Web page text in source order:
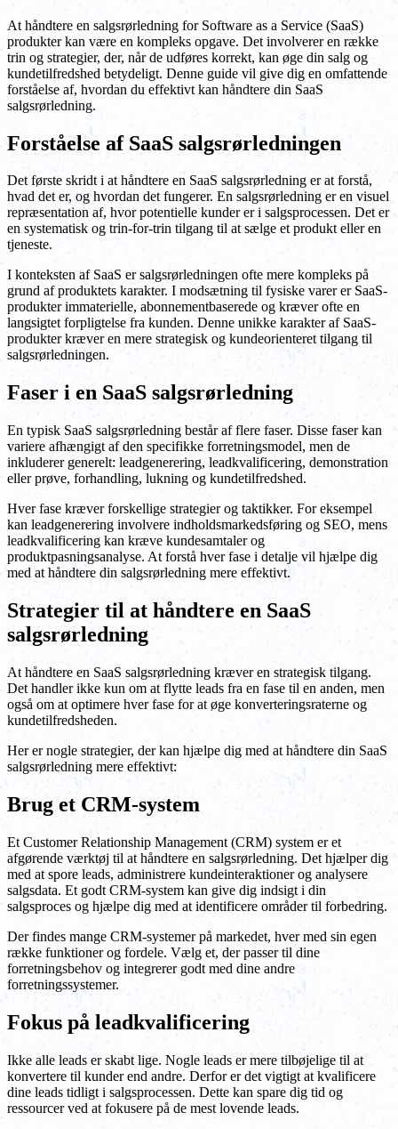
At håndtere en salgsrørledning for Software as a Service (SaaS)
produkter kan være en kompleks opgave. Det involverer en række
trin og strategier, der, når de udføres korrekt, kan øge din salg og
kundetilfredshed betydeligt. Denne guide vil give dig en omfattende
forståelse af, hvordan du effektivt kan håndtere din SaaS
salgsrørledning.
Forståelse af SaaS salgsrørledningen
Det første skridt i at håndtere en SaaS salgsrørledning er at forstå,
hvad det er, og hvordan det fungerer. En salgsrørledning er en visuel
repræsentation af, hvor potentielle kunder er i salgsprocessen. Det er
en systematisk og trin-for-trin tilgang til at sælge et produkt eller en
tjeneste.
I konteksten af SaaS er salgsrørledningen ofte mere kompleks på
grund af produktets karakter. I modsætning til fysiske varer er SaaS-
produkter immaterielle, abonnementbaserede og kræver ofte en
langsigtet forpligtelse fra kunden. Denne unikke karakter af SaaS-
produkter kræver en mere strategisk og kundeorienteret tilgang til
salgsrørledningen.
Faser i en SaaS salgsrørledning
En typisk SaaS salgsrørledning består af flere faser. Disse faser kan
variere afhængigt af den specifikke forretningsmodel, men de
inkluderer generelt: leadgenerering, leadkvalificering, demonstration
eller prøve, forhandling, lukning og kundetilfredshed.
Hver fase kræver forskellige strategier og taktikker. For eksempel
kan leadgenerering involvere indholdsmarkedsføring og SEO, mens
leadkvalificering kan kræve kundesamtaler og
produktpasningsanalyse. At forstå hver fase i detalje vil hjælpe dig
med at håndtere din salgsrørledning mere effektivt.
Strategier til at håndtere en SaaS
salgsrørledning
At håndtere en SaaS salgsrørledning kræver en strategisk tilgang.
Det handler ikke kun om at flytte leads fra en fase til en anden, men
også om at optimere hver fase for at øge konverteringsraterne og
kundetilfredsheden.
Her er nogle strategier, der kan hjælpe dig med at håndtere din SaaS
salgsrørledning mere effektivt:
Brug et CRM-system
Et Customer Relationship Management (CRM) system er et
afgørende værktøj til at håndtere en salgsrørledning. Det hjælper dig
med at spore leads, administrere kundeinteraktioner og analysere
salgsdata. Et godt CRM-system kan give dig indsigt i din
salgsproces og hjælpe dig med at identificere områder til forbedring.
Der findes mange CRM-systemer på markedet, hver med sin egen
række funktioner og fordele. Vælg et, der passer til dine
forretningsbehov og integrerer godt med dine andre
forretningssystemer.
Fokus på leadkvalificering
Ikke alle leads er skabt lige. Nogle leads er mere tilbøjelige til at
konvertere til kunder end andre. Derfor er det vigtigt at kvalificere
dine leads tidligt i salgsprocessen. Dette kan spare dig tid og
ressourcer ved at fokusere på de mest lovende leads.